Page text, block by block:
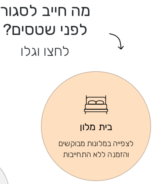
מה חייב לסגור
לפני שטסים?
לחצו וגלו
בית מלון
לצפייה במלונות מבוקשים
והזמנה ללא התחייבות